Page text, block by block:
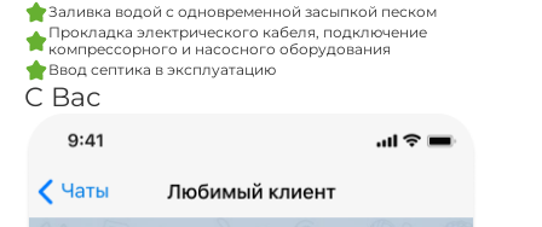
Заливка водой с одновременной засыпкой песком
Прокладка электрического кабеля, подключение
компрессорного и насосного оборудования
Ввод септика в эксплуатацию
С Вас